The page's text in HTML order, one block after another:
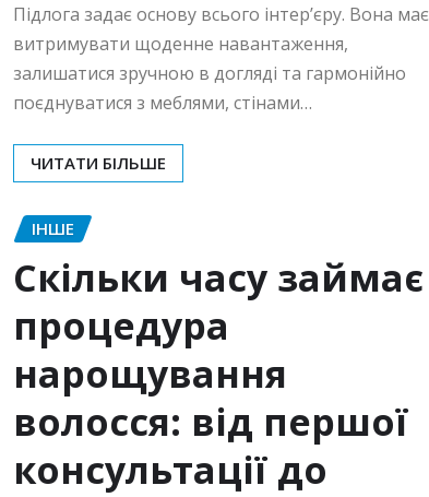
Підлога задає основу всього інтер’єру. Вона має
витримувати щоденне навантаження,
залишатися зручною в догляді та гармонійно
поєднуватися з меблями, стінами…
ЧИТАТИ БІЛЬШЕ
ІНШЕ
Скільки часу займає
процедура
нарощування
волосся: від першої
консультації до